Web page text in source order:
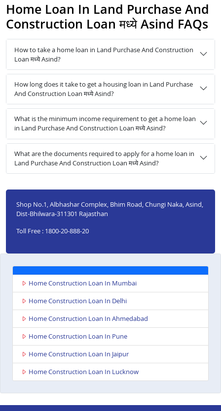
Home Loan In Land Purchase And
Construction Loan मध्ये Asind FAQs
How to take a home loan in Land Purchase And Construction
Loan मध्ये Asind?
How long does it take to get a housing loan in Land Purchase
And Construction Loan मध्ये Asind?
What is the minimum income requirement to get a home loan
in Land Purchase And Construction Loan मध्ये Asind?
What are the documents required to apply for a home loan in
Land Purchase And Construction Loan मध्ये Asind?
Shop No.1, Albhashar Complex, Bhim Road, Chungi Naka, Asind,
Dist-Bhilwara-311301 Rajasthan
Toll Free : 1800-20-888-20
Home Construction Loan In Mumbai
Home Construction Loan In Delhi
Home Construction Loan In Ahmedabad
Home Construction Loan In Pune
Home Construction Loan In Jaipur
Home Construction Loan In Lucknow